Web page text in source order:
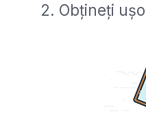
2. Obțineți